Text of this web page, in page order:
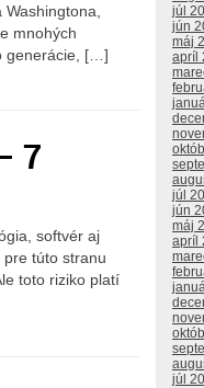
mnohých
generácie, […]
7
softvér aj
túto stranu
toto riziko platí
júl
jún
máj
apríl
júl
jún
máj
apríl
júl